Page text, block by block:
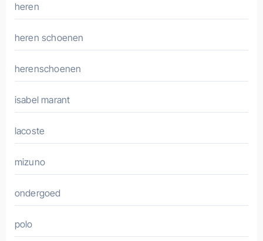
heren
heren schoenen
herenschoenen
isabel marant
lacoste
mizuno
ondergoed
polo